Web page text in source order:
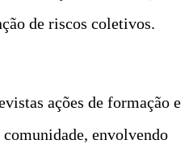
de riscos coletivos.
ações de formação e
envolvendo